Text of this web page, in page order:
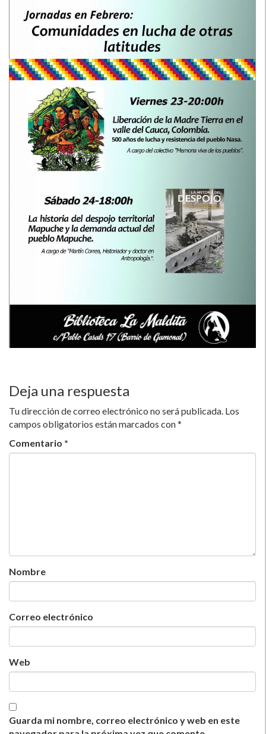
Deja una respuesta
Tu dirección de correo electrónico no será publicada. Los
campos obligatorios están marcados con*
Comentario *
Nombre
Correo electrónico
Web
Guarda mi nombre, correo electrónico y web en este